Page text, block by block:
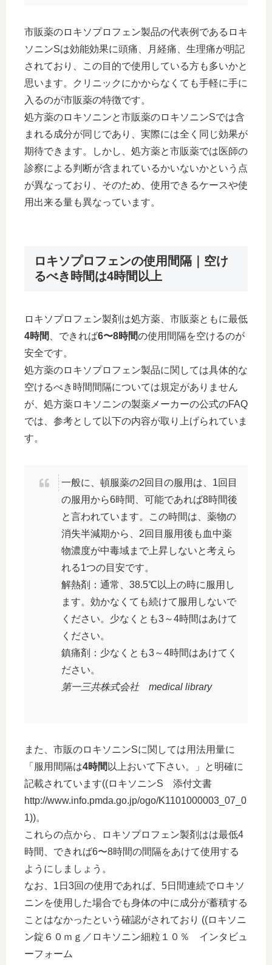
市販薬のロキソプロフェン製品の代表例であるロキ
ソニンSは効能効果に頭痛、月経痛、生理痛が明記
されており、この目的で使用している方も多いかと
思います。クリニックにかからなくても手軽に手に
入るのが市販薬の特徴です。
処方薬のロキソニンと市販薬のロキソニンSでは含
まれる成分が同じであり、実際には全く同じ効果が
期待できます。しかし、処方薬と市販薬では医師の
診察による判断が含まれているかいないかという点
が異なっており、そのため、使用できるケースや使
用出来る量も異なっています。
ロキソプロフェンの使用間隔｜空け
るべき時間は4時間以上
ロキソプロフェン製剤は処方薬、市販薬ともに最低
4時間
、できれば6〜8時間の使用間隔を空けるのが
安全です。
処方薬のロキソプロフェン製品に関しては具体的な
空けるべき時間間隔については規定がありません
が、処方薬ロキソニンの製薬メーカーの公式のFAQ
では、参考として以下の内容が取り上げられていま
す。
一般に、頓服薬の2回目の服用は、1回目
の服用から6時間、可能であれば8時間後
と言われています。この時間は、薬物の
消失半減期から、2回目服用後も血中薬
物濃度が中毒域まで上昇しないと考えら
れる1つの目安です。
解熱剤：通常、38.5℃以上の時に服用し
ます。効かなくても続けて服用しないで
ください。少なくとも3～4時間はあけて
ください。
鎮痛剤：少なくとも3～4時間はあけてく
ださい。
第一三共株式会社 medical library
また、市販のロキソニンSに関しては用法用量に
「服用間隔は4時間 以上おいて下さい。」と明確に
記載されています((ロキソニンS 添付文書
http://www.info.pmda.go.jp/ogo/K1101000003_07_0
1))。
これらの点から、ロキソプロフェン製剤はは最低4
時間、できれば6〜8時間の間隔をあけて使用する
ようにしましょう。
なお、1日3回の使用であれば、5日間連続でロキソ
ニンを使用した場合でも身体の中に成分が蓄積する
ことはなかったという確認がされており ((ロキソニ
ン錠６０ｍｇ／ロキソニン細粒１０％ インタビュ
ーフォーム